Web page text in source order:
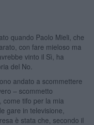
quando Paolo Mieli, che
con fare mieloso ma
vinto il Sì, ha
del No.
andato a scommettere
– scommetto
come tifo per la mia
gare in televisione,
è stata che, secondo il